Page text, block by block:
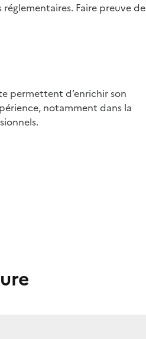
Faire preuve de
permettent d’enrichir son
notamment dans la